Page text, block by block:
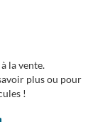
la vente.
plus ou pour
!